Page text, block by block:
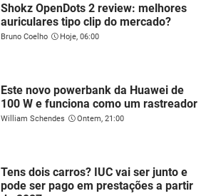
Shokz OpenDots 2 review: melhores
auriculares tipo clip do mercado?
Bruno Coelho Hoje, 06:00
Este novo powerbank da Huawei de
100 W e funciona como um rastreador
William Schendes Ontem, 21:00
Tens dois carros? IUC vai ser junto e
pode ser pago em prestações a partir